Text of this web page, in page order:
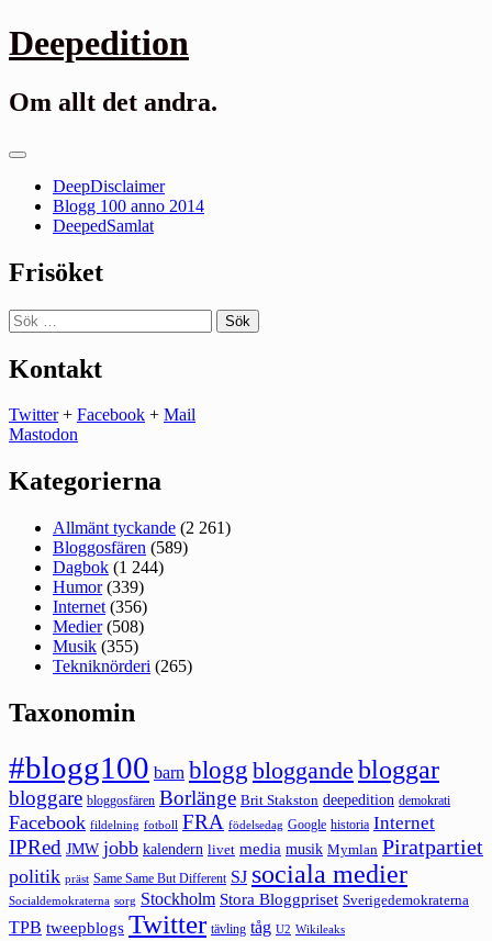
Gå
till
Deepedition
Om allt det andra.
Primär
DeepDisclaimer
Blogg 100 anno 2014
DeepedSamlat
Frisöket
Sök
efter:
Kontakt
Twitter+ Facebook + Mail
Mastodon
Kategorierna
Allmänt tyckande (2 261)
Bloggosfären (589)
Dagbok (1 244)
Humor(339)
Internet (356)
Medier(508)
Musik (355)
Tekniknörderi (265)
Taxonomin
#blogg100 barn blogg bloggande bloggar
bloggare bloggosfären Borlänge Brit Stakston deepedition demokrati
Facebook fildelning fotboll FRA födelsedag Google historia Internet
IPRed JMW jobb kalendern livet media musik Mymlan Piratpartiet
politik präst Same Same But Different SJ sociala medier
Socialdemokraterna sorg Stockholm Stora Bloggpriset Sverigedemokraterna
TPB tweepblogs Twitter tävling tåg U2 Wikileaks